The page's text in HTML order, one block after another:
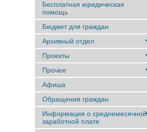
Бесплатная юридическая
помощь
Бюджет для граждан
Архивный отдел
Проекты
Прочее
Афиша
Обращения граждан
Информация о среднемесячной
заработной плате